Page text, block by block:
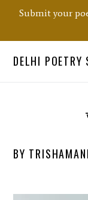
Skip
content
Submit your
DELHI POETRY
BY